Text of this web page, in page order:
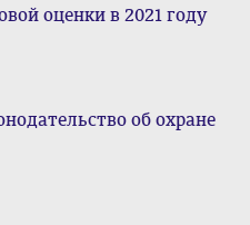
оценки в 2021 году
об охране